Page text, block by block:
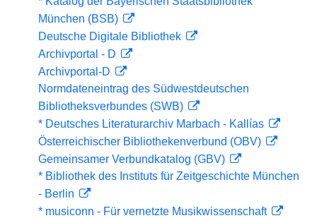
München (BSB)
Deutsche Digitale Bibliothek
Archivportal - D
Archivportal-D
Normdateneintrag des Südwestdeutschen
Bibliotheksverbundes (SWB)
* Deutsches Literaturarchiv Marbach - Kallías
Österreichischer Bibliothekenverbund (OBV)
Gemeinsamer Verbundkatalog (GBV)
* Bibliothek des Instituts für Zeitgeschichte München
- Berlin
* musiconn - Für vernetzte Musikwissenschaft